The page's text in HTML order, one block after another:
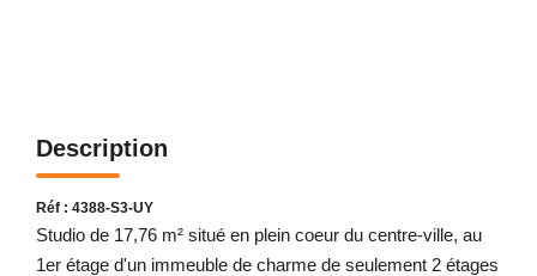
Description
Réf : 4388-S3-UY
Studio de 17,76 m² situé en plein coeur du centre-ville, au
1er étage d'un immeuble de charme de seulement 2 étages